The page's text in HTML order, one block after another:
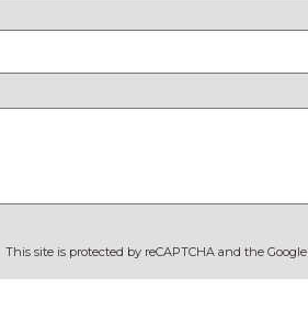
This site is protected by reCAPTCHA and the Google